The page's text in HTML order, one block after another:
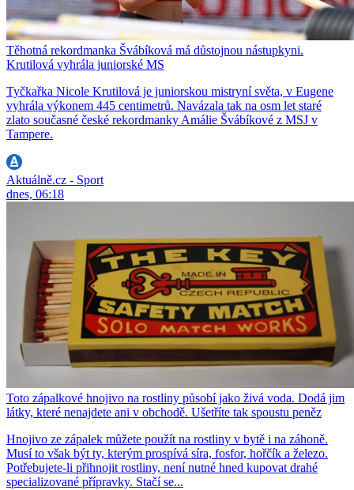
Těhotná rekordmanka Švábíková má důstojnou nástupkyni.
Krutilová vyhrála juniorské MS
Tyčkařka Nicole Krutilová je juniorskou mistryní světa, v Eugene
vyhrála výkonem 445 centimetrů. Navázala tak na osm let staré
zlato současné české rekordmanky Amálie Švábíkové z MSJ v
Tampere.
Aktuálně.cz - Sport
dnes, 06:18
Toto zápalkové hnojivo na rostliny působí jako živá voda. Dodá jim
látky, které nenajdete ani v obchodě. Ušetříte tak spoustu peněz
Hnojivo ze zápalek můžete použít na rostliny v bytě i na záhoně.
Musí to však být ty, kterým prospívá síra, fosfor, hořčík a železo.
Potřebujete-li přihnojit rostliny, není nutné hned kupovat drahé
specializované přípravky. Stačí se...